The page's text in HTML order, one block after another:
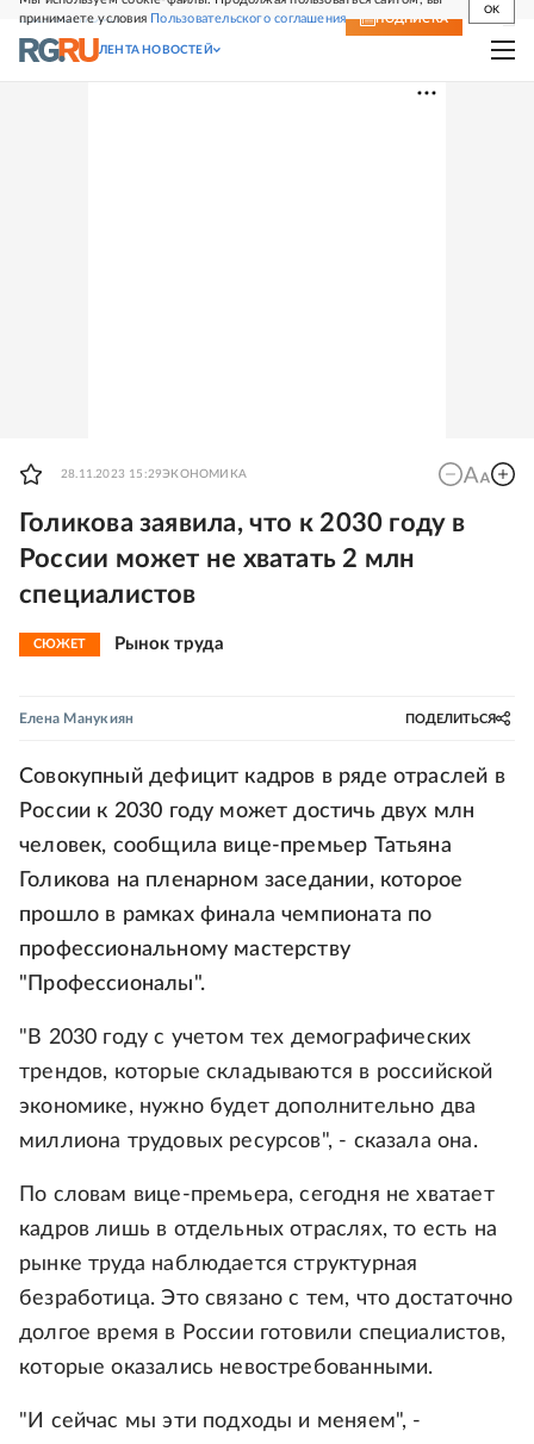
принимаете условия Пользовательского соглашения
OK
СВЕЖИЙ НОМЕР ПОДПИСКА
ЛЕНТА НОВОСТЕЙ
28.11.2023 15:29ЭКОНОМИКА
Голикова заявила, что к 2030 году в
России может не хватать 2 млн
специалистов
СЮЖЕТ Рынок труда
Елена Манукиян ПОДЕЛИТЬСЯ
Совокупный дефицит кадров в ряде отраслей в
России к 2030 году может достичь двух млн
человек, сообщила вице-премьер Татьяна
Голикова на пленарном заседании, которое
прошло в рамках финала чемпионата по
профессиональному мастерству
"Профессионалы".
"В 2030 году с учетом тех демографических
трендов, которые складываются в российской
экономике, нужно будет дополнительно два
миллиона трудовых ресурсов", - сказала она.
По словам вице-премьера, сегодня не хватает
кадров лишь в отдельных отраслях, то есть на
рынке труда наблюдается структурная
безработица. Это связано с тем, что достаточно
долгое время в России готовили специалистов,
которые оказались невостребованными.
"И сейчас мы эти подходы и меняем", -